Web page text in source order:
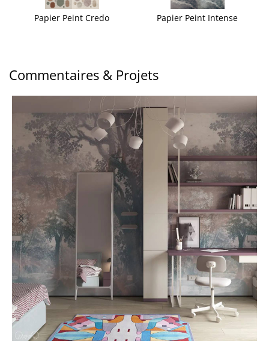
Papier Peint Credo Papier Peint Intense
Commentaires & Projets